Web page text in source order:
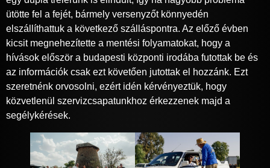
ütötte fel a fejét, bármely versenyzőt könnyedén
elszállíthattuk a következő szálláspontra. Az előző évben
kicsit megnehezítette a mentési folyamatokat, hogy a
hívások először a budapesti központi irodába futottak be és
az információk csak ezt követően jutottak el hozzánk. Ezt
szeretnénk orvosolni, ezért idén kérvényeztük, hogy
közvetlenül szervizcsapatunkhoz érkezzenek majd a
segélykérések.